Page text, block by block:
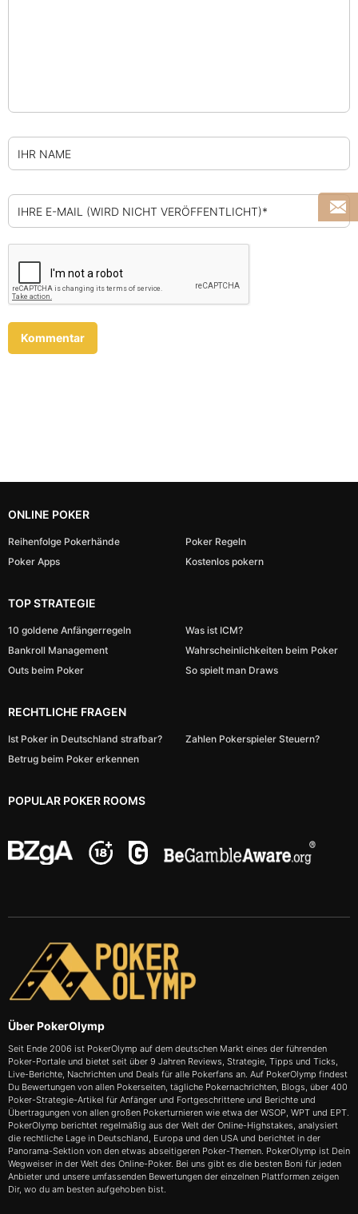
IHR NAME
IHRE E-MAIL (WIRD NICHT VERÖFFENTLICHT)*
ONLINE POKER
Reihenfolge Pokerhände
Poker Apps
Poker Regeln
Kostenlos pokern
TOP STRATEGIE
10 goldene Anfängerregeln
Bankroll Management
Outs beim Poker
Was ist ICM?
Wahrscheinlichkeiten beim Poker
So spielt man Draws
RECHTLICHE FRAGEN
Ist Poker in Deutschland strafbar?
Betrug beim Poker erkennen
Zahlen Pokerspieler Steuern?
POPULAR POKER ROOMS
Über PokerOlymp
Seit Ende 2006 ist PokerOlymp auf dem deutschen Markt eines der führenden
Poker-Portale und bietet seit über 9 Jahren Reviews, Strategie, Tipps und Ticks,
Live-Berichte, Nachrichten und Deals für alle Pokerfans an. Auf PokerOlymp findest
Du Bewertungen von allen Pokerseiten, tägliche Pokernachrichten, Blogs, über 400
Poker-Strategie-Artikel für Anfänger und Fortgeschrittene und Berichte und
Übertragungen von allen großen Pokerturnieren wie etwa der WSOP, WPT und EPT.
PokerOlymp berichtet regelmäßig aus der Welt der Online-Highstakes, analysiert
die rechtliche Lage in Deutschland, Europa und den USA und berichtet in der
Panorama-Sektion von den etwas abseitigeren Poker-Themen. PokerOlymp ist Dein
Wegweiser in der Welt des Online-Poker. Bei uns gibt es die besten Boni für jeden
Anbieter und unsere umfassenden Bewertungen der einzelnen Plattformen zeigen
Dir, wo du am besten aufgehoben bist.